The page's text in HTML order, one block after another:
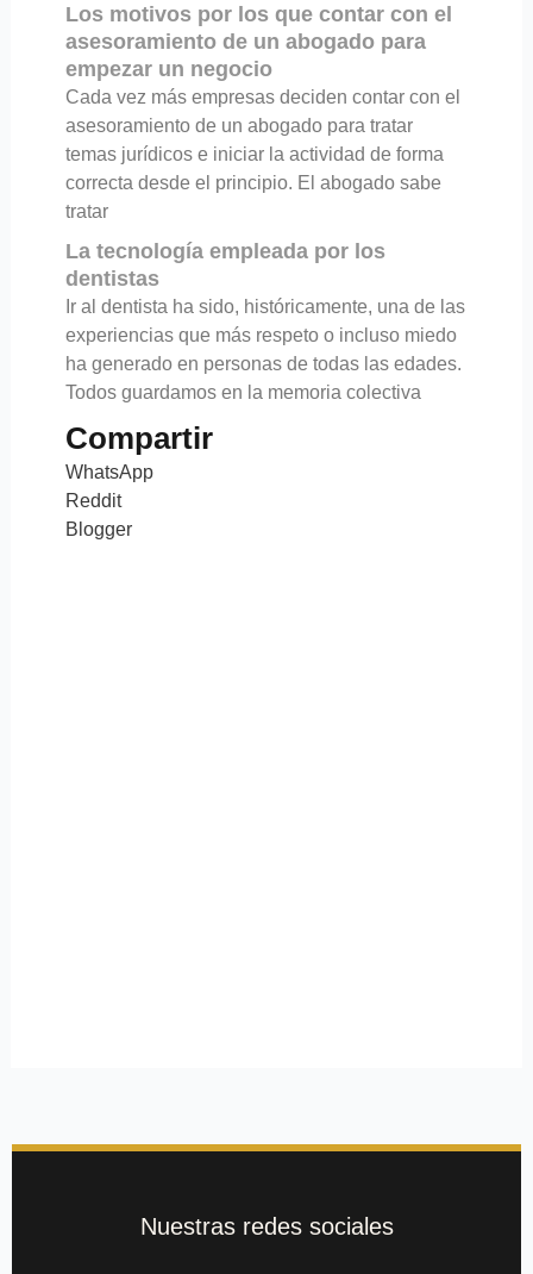
Los motivos por los que contar con el
asesoramiento de un abogado para
empezar un negocio
Cada vez más empresas deciden contar con el
asesoramiento de un abogado para tratar
temas jurídicos e iniciar la actividad de forma
correcta desde el principio. El abogado sabe
tratar
La tecnología empleada por los
dentistas
Ir al dentista ha sido, históricamente, una de las
experiencias que más respeto o incluso miedo
ha generado en personas de todas las edades.
Todos guardamos en la memoria colectiva
Compartir
WhatsApp
Reddit
Blogger
Nuestras redes sociales